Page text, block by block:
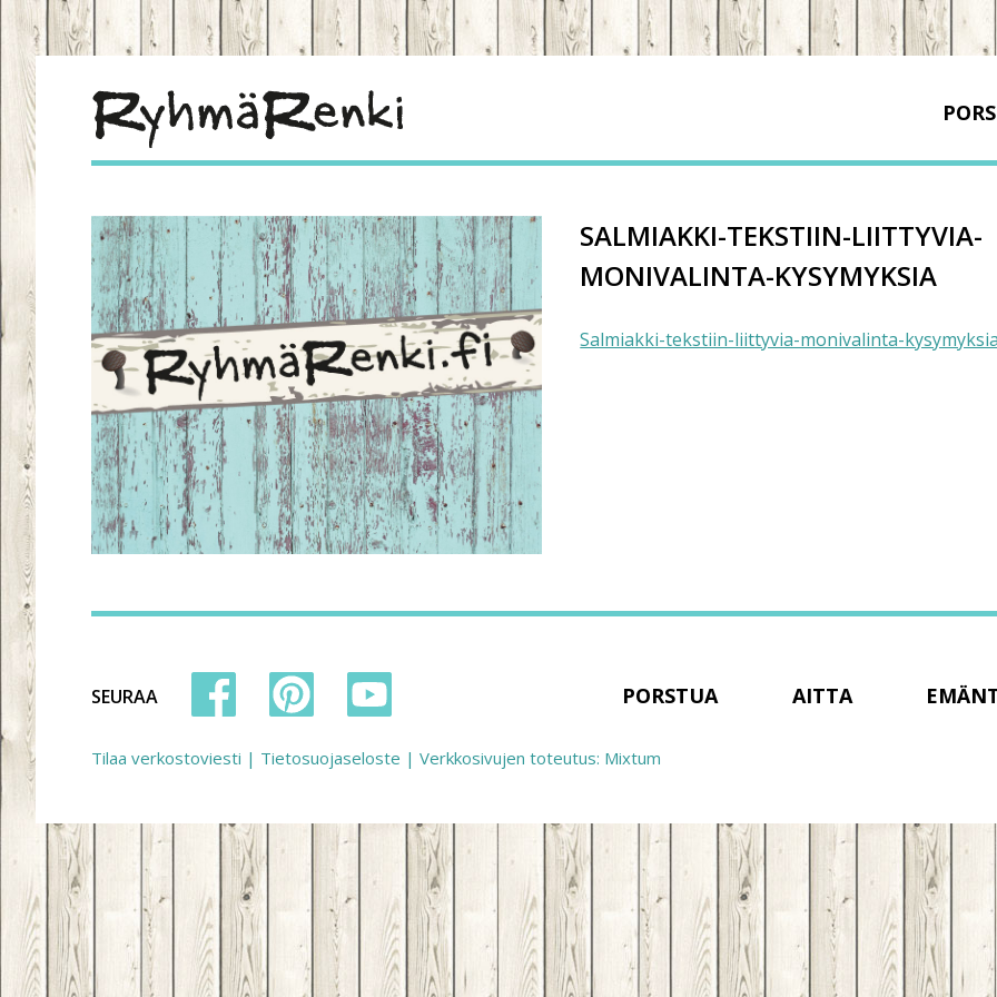
SALMIAKKI-TEKSTIIN-LIITTYVIA-
MONIVALINTA-KYSYMYKSIA
Salmiakki-tekstiin-liittyvia-monivalinta-
SEURAA PORSTUA AITTA
Tilaa verkostoviesti | Tietosuojaseloste | Verkkosivujen toteutus: Mixtum